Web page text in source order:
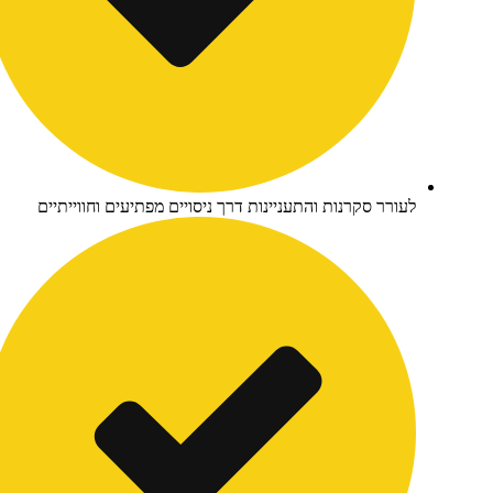
סקרנות והתעניינות דרך ניסויים מפתיעים וחווייתיים